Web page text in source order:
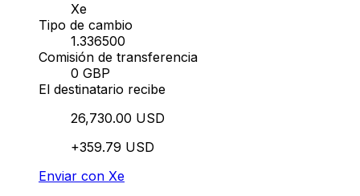
Xe
Tipo de cambio
1.336500
Comisión de transferencia
0 GBP
El destinatario recibe
26,730.00 USD
+359.79 USD
Enviar con Xe